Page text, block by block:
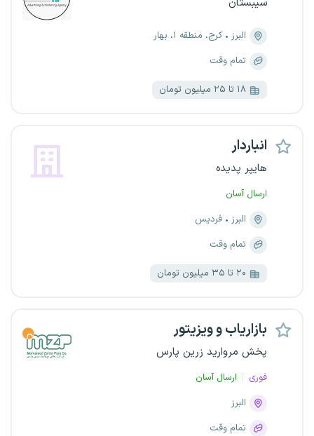
البرز
کرج، منطقه ۱، بهار
تمام وقت
۱۸ تا ۲۵ میلیون تومان
انباردار
هایپر پدیده
ارسال آسان
البرز
فردیس
تمام وقت
۲۰ تا ۳۵ میلیون تومان
بازاریاب و ویزیتور
پخش مروارید زرین پارس
فوری
ارسال آسان
البرز
تمام وقت